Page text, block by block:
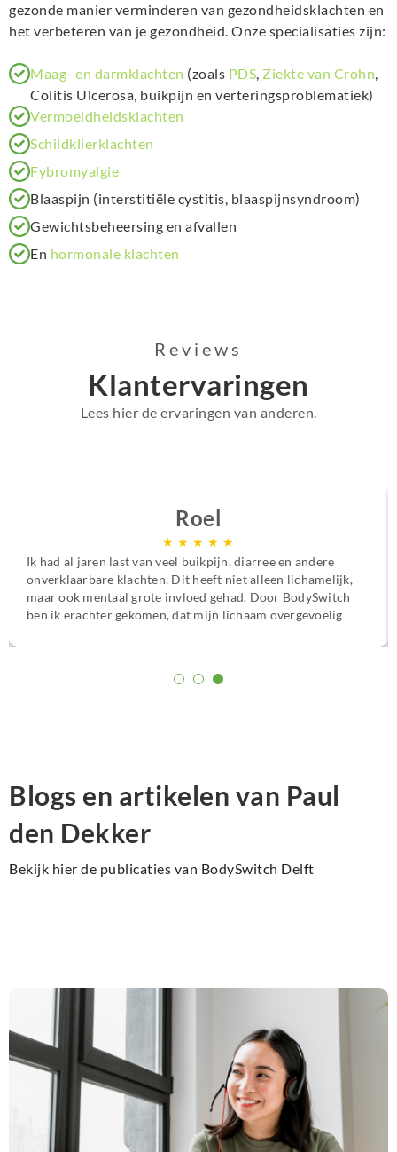
gezonde manier verminderen van gezondheidsklachten en
het verbeteren van je gezondheid. Onze specialisaties zijn:
Maag- en darmklachten (zoals PDS, Ziekte van Crohn,
Colitis Ulcerosa, buikpijn en verteringsproblematiek)
Vermoeidheidsklachten
Schildklierklachten
Fybromyalgie
Blaaspijn (interstitiële cystitis, blaaspijnsyndroom)
Gewichtsbeheersing en afvallen
En hormonale klachten
Reviews
Klantervaringen
Lees hier de ervaringen van anderen.
Roel
★ ★ ★ ★ ★
Ik had al jaren last van veel buikpijn, diarree en andere
onverklaarbare klachten. Dit heeft niet alleen lichamelijk,
maar ook mentaal grote invloed gehad. Door BodySwitch
ben ik erachter gekomen, dat mijn lichaam overgevoelig
Blogs en artikelen van Paul
den Dekker
Bekijk hier de publicaties van BodySwitch Delft